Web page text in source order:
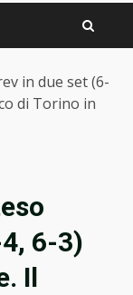
in due set (6-
di Torino in
6-3)
Il